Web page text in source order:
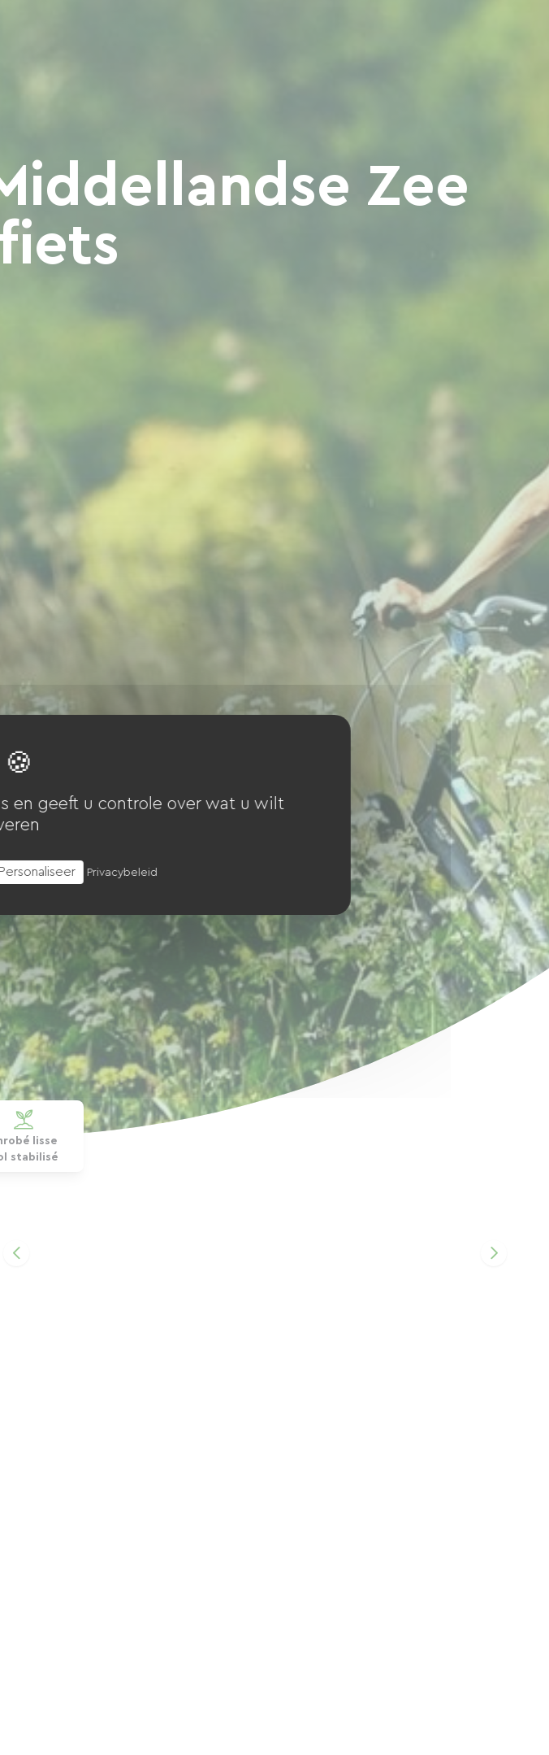
Zee
lisse
stabilisé
en geeft u controle over wat u wilt
Privacybeleid